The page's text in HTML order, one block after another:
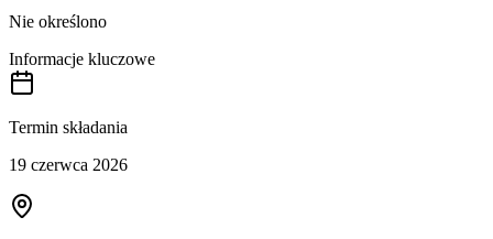
Nie określono
Informacje kluczowe
Termin składania
19 czerwca 2026